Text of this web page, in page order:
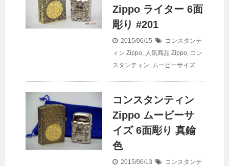
Zippo ライター 6面
彫り #201
2015/06/15
コンスタンテ
ィン Zippo, 人気商品 Zippo, コン
スタンティン, ムービーサイズ
コンスタンティン
Zippo ムービーサ
イズ 6面彫り 真鍮
色
2015/06/13
コンスタンテ